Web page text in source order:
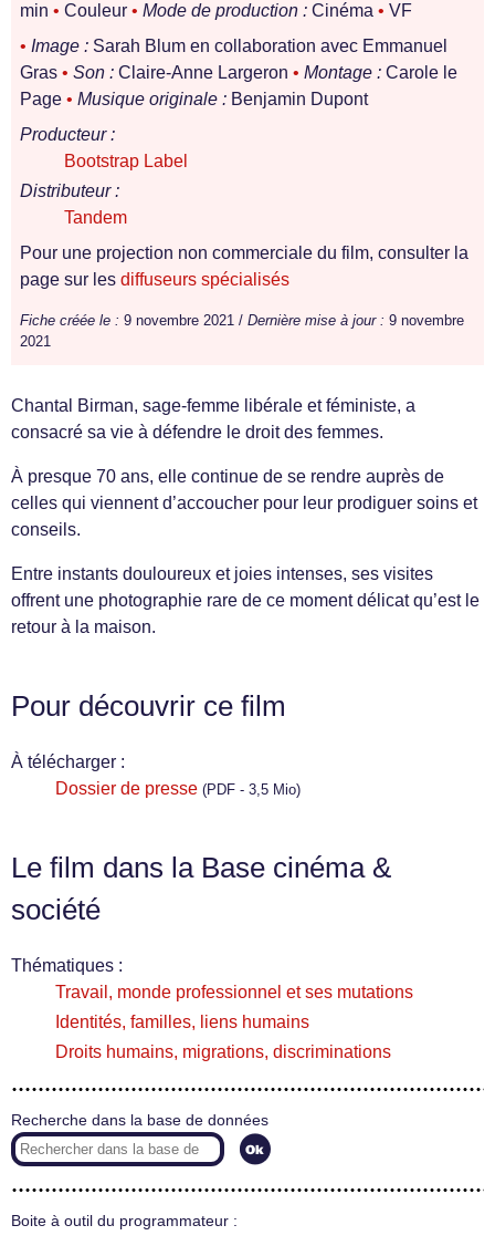
min • Couleur • Mode de production : Cinéma • VF
• Image : Sarah Blum en collaboration avec Emmanuel
Gras • Son : Claire-Anne Largeron • Montage : Carole le
Page • Musique originale : Benjamin Dupont
Producteur :
Bootstrap Label
Distributeur :
Tandem
Pour une projection non commerciale du film, consulter la
page sur les diffuseurs spécialisés
Fiche créée le : 9 novembre 2021 / Dernière mise à jour : 9 novembre
2021
Chantal Birman, sage-femme libérale et féministe, a
consacré sa vie à défendre le droit des femmes.
À presque 70 ans, elle continue de se rendre auprès de
celles qui viennent d’accoucher pour leur prodiguer soins et
conseils.
Entre instants douloureux et joies intenses, ses visites
offrent une photographie rare de ce moment délicat qu’est le
retour à la maison.
Pour découvrir ce film
À télécharger :
Dossier de presse (PDF - 3,5 Mio)
Le film dans la Base cinéma &
société
Thématiques :
Travail, monde professionnel et ses mutations
Identités, familles, liens humains
Droits humains, migrations, discriminations
Recherche dans la base de données
Boite à outil du programmateur :